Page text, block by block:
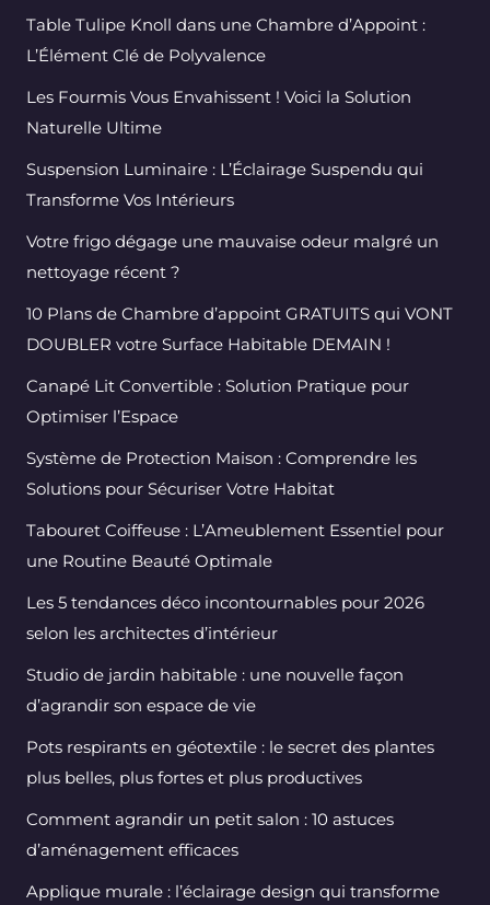
Table Tulipe Knoll dans une Chambre d’Appoint :
L’Élément Clé de Polyvalence
Les Fourmis Vous Envahissent ! Voici la Solution
Naturelle Ultime
Suspension Luminaire : L’Éclairage Suspendu qui
Transforme Vos Intérieurs
Votre frigo dégage une mauvaise odeur malgré un
nettoyage récent ?
10 Plans de Chambre d’appoint GRATUITS qui VONT
DOUBLER votre Surface Habitable DEMAIN !
Canapé Lit Convertible : Solution Pratique pour
Optimiser l’Espace
Système de Protection Maison : Comprendre les
Solutions pour Sécuriser Votre Habitat
Tabouret Coiffeuse : L’Ameublement Essentiel pour
une Routine Beauté Optimale
Les 5 tendances déco incontournables pour 2026
selon les architectes d’intérieur
Studio de jardin habitable : une nouvelle façon
d’agrandir son espace de vie
Pots respirants en géotextile : le secret des plantes
plus belles, plus fortes et plus productives
Comment agrandir un petit salon : 10 astuces
d’aménagement efficaces
Applique murale : l’éclairage design qui transforme